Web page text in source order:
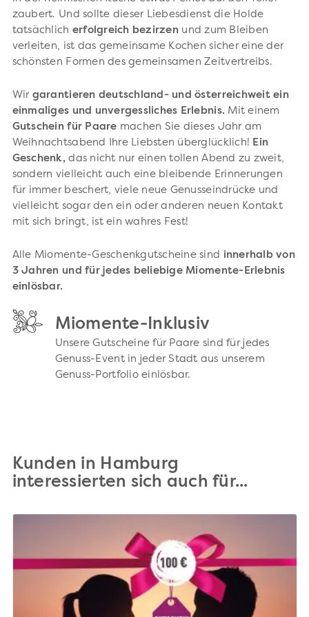
zaubert. Und sollte dieser Liebesdienst die Holde
tatsächlich erfolgreich bezirzenund zum Bleiben
verleiten, ist das gemeinsame Kochen sicher eine der
schönsten Formen des gemeinsamen Zeitvertreibs.
Wir garantieren deutschland- und österreichweit ein
einmaliges und unvergessliches Erlebnis. Mit einem
Gutschein für Paare machen Sie dieses Jahr am
Weihnachtsabend Ihre Liebsten überglücklich! Ein
Geschenk, das nicht nur einen tollen Abend zu zweit,
sondern vielleicht auch eine bleibende Erinnerungen
für immer beschert, viele neue Genusseindrücke und
vielleicht sogar den ein oder anderen neuen Kontakt
mit sich bringt, ist ein wahres Fest!
Alle Miomente-Geschenkgutscheine sind innerhalb von
3 Jahren und für jedes beliebige Miomente-Erlebnis
einlösbar.
Miomente-Inklusiv
Unsere Gutscheine für Paare sind für jedes
Genuss-Event in jeder Stadt aus unserem
Genuss-Portfolio einlösbar.
Kunden in Hamburg
interessierten sich auch für...